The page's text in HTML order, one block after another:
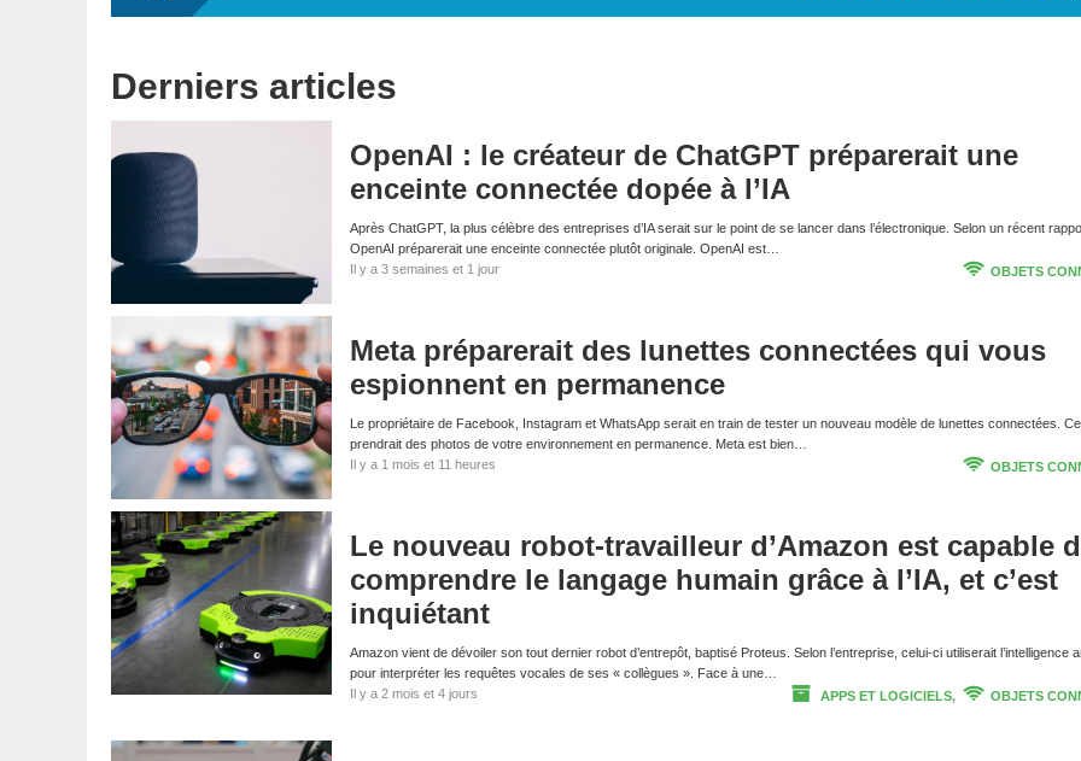
Derniers articles
OpenAI : le créateur de ChatGPT préparerait une
enceinte connectée dopée à l’IA
Après ChatGPT, la plus célèbre des entreprises d’IA serait sur le point de se lancer dans l’électronique. Selon un récent
OpenAI préparerait une enceinte connectée plutôt originale. OpenAI est…
Il y a 3 semaines et 1 jour
OBJETS
Meta préparerait des lunettes connectées qui vous
espionnent en permanence
Le propriétaire de Facebook, Instagram et WhatsApp serait en train de tester un nouveau modèle de lunettes connectées.
prendrait des photos de votre environnement en permanence. Meta est bien…
Il y a 1 mois et 11 heures
OBJETS
Le nouveau robot-travailleur d’Amazon est capable
comprendre le langage humain grâce à l’IA, et c’est
inquiétant
Amazon vient de dévoiler son tout dernier robot d’entrepôt, baptisé Proteus. Selon l’entreprise, celui-ci utiliserait l’intelligence
pour interpréter les requêtes vocales de ses « collègues ». Face à une…
Il y a 2 mois et 4 jours
APPS ET LOGICIELS, OBJETS